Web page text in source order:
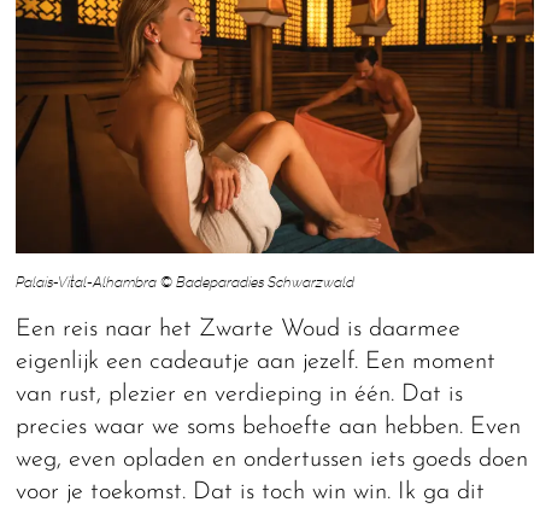
Palais-Vital-Alhambra © Badeparadies Schwarzwald
Een reis naar het Zwarte Woud is daarmee
eigenlijk een cadeautje aan jezelf. Een moment
van rust, plezier en verdieping in één. Dat is
precies waar we soms behoefte aan hebben. Even
weg, even opladen en ondertussen iets goeds doen
voor je toekomst. Dat is toch win win. Ik ga dit